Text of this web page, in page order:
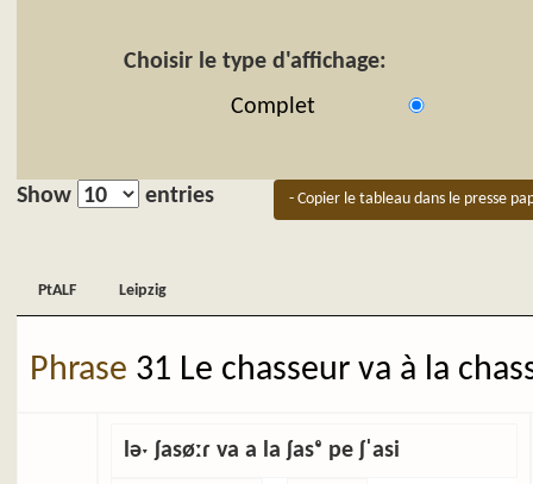
Choisir le type d'affichage:
Complet
Show entries - Copier le tableau dans le presse
PtALF Leipzig
Phrase 31 Le chasseur va à la
ləˑ ʃasøːɾ va a la ʃasᵉ pe ʃˈasi